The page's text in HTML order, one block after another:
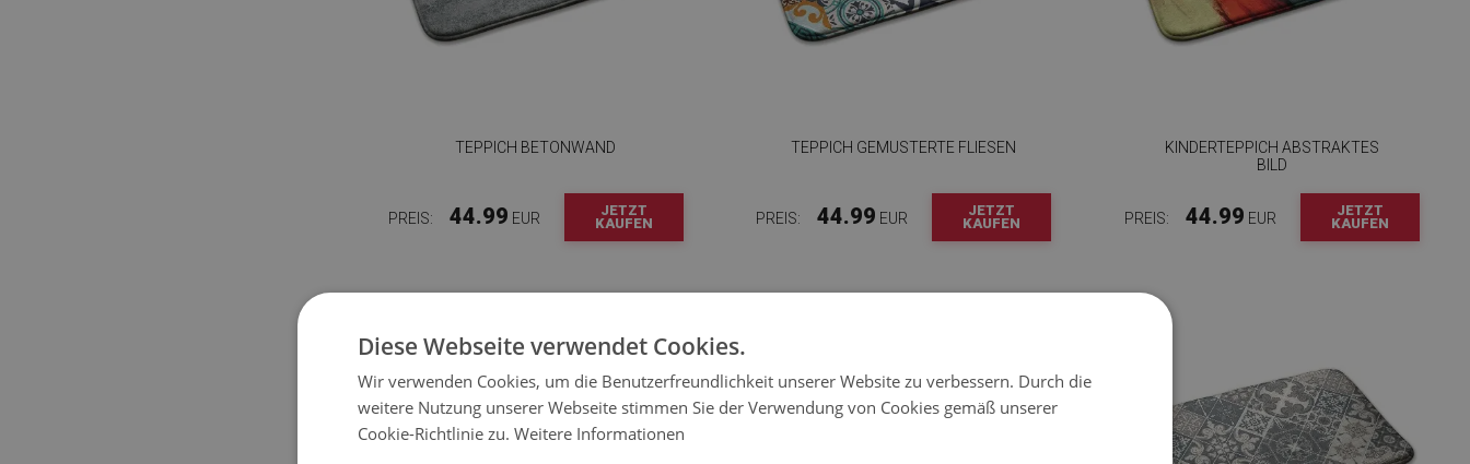
TEPPICH BETONWAND
PREIS: 44.99 EUR
JETZT
KAUFEN
TEPPICH GEMUSTERTE FLIESEN
PREIS: 44.99 EUR
JETZT
KAUFEN
KINDERTEPPICH ABSTRAKTES
BILD
PREIS: 44.99 EUR
JETZT
KAUFEN
Diese Webseite verwendet Cookies.
Wir verwenden Cookies, um die Benutzerfreundlichkeit unserer Website zu verbessern. Durch die
weitere Nutzung unserer Webseite stimmen Sie der Verwendung von Cookies gemäß unserer
Cookie-Richtlinie zu. Weitere Informationen